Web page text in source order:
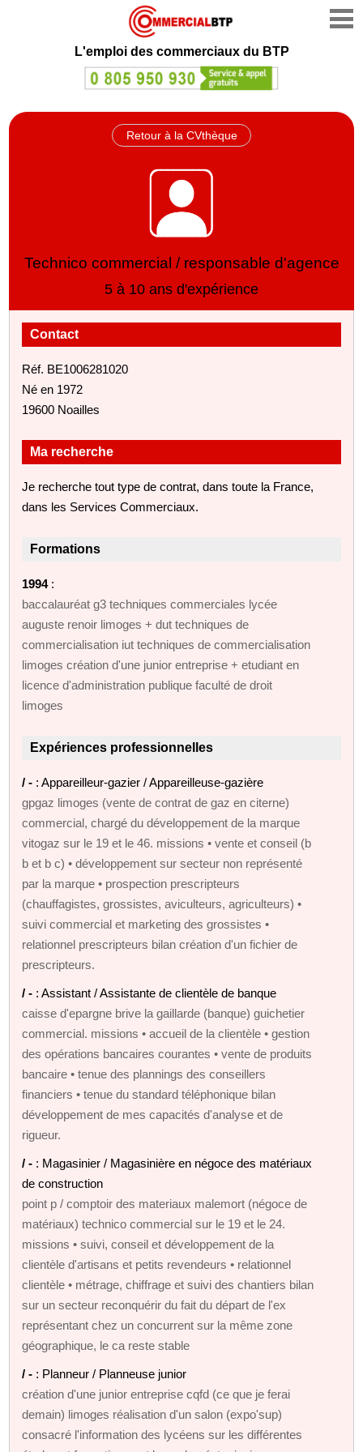
L'emploi des commerciaux du BTP
Retour à la CVthèque
Technico commercial / responsable d'agence
5 à 10 ans d'expérience
Contact
Réf. BE1006281020
Né en 1972
19600 Noailles
Ma recherche
Je recherche tout type de contrat, dans toute la France,
dans les Services Commerciaux.
Formations
1994:
baccalauréat g3 techniques commerciales lycée
auguste renoir limoges + dut techniques de
commercialisation iut techniques de commercialisation
limoges création d'une junior entreprise + etudiant en
licence d'administration publique faculté de droit
limoges
Expériences professionnelles
/ - : Appareilleur-gazier / Appareilleuse-gazière
gpgaz limoges (vente de contrat de gaz en citerne)
commercial, chargé du développement de la marque
vitogaz sur le 19 et le 46. missions • vente et conseil (b
b et b c) • développement sur secteur non représenté
par la marque • prospection prescripteurs
(chauffagistes, grossistes, aviculteurs, agriculteurs) •
suivi commercial et marketing des grossistes •
relationnel prescripteurs bilan création d'un fichier de
prescripteurs.
/ - : Assistant / Assistante de clientèle de banque
caisse d'epargne brive la gaillarde (banque) guichetier
commercial. missions • accueil de la clientèle • gestion
des opérations bancaires courantes • vente de produits
bancaire • tenue des plannings des conseillers
financiers • tenue du standard téléphonique bilan
développement de mes capacités d'analyse et de
rigueur.
/ - : Magasinier / Magasinière en négoce des matériaux
de construction
point p / comptoir des materiaux malemort (négoce de
matériaux) technico commercial sur le 19 et le 24.
missions • suivi, conseil et développement de la
clientèle d'artisans et petits revendeurs • relationnel
clientèle • métrage, chiffrage et suivi des chantiers bilan
sur un secteur reconquérir du fait du départ de l'ex
représentant chez un concurrent sur la même zone
géographique, le ca reste stable
/ - : Planneur / Planneuse junior
création d'une junior entreprise cqfd (ce que je ferai
demain) limoges réalisation d'un salon (expo'sup)
consacré l'information des lycéens sur les différentes